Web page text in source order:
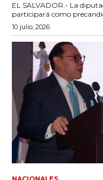
EL SALVADOR.- La
participará como
10 julio, 2026